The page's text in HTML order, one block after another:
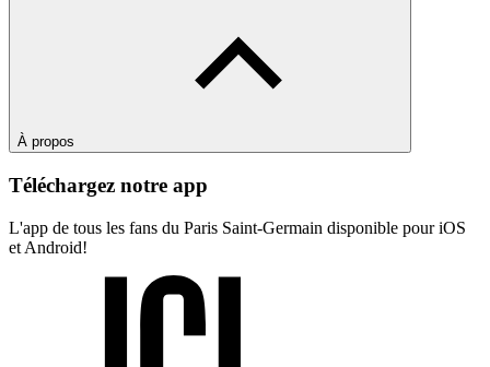
À propos
Téléchargez notre app
L'app de tous les fans du Paris Saint-Germain disponible pour iOS
et Android!